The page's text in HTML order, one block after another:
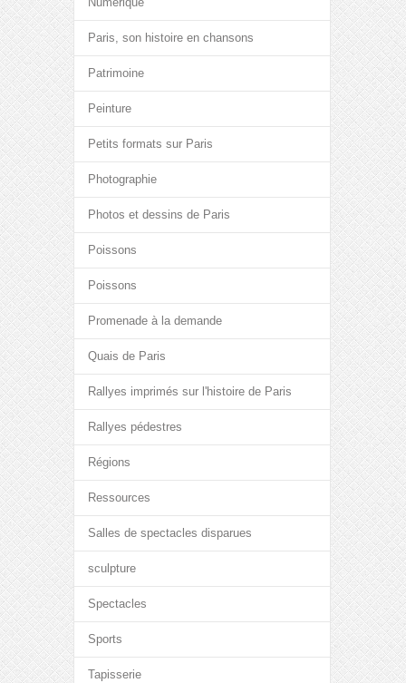
Paris, son histoire en chansons
Patrimoine
Peinture
Petits formats sur Paris
Photographie
Photos et dessins de Paris
Poissons
Poissons
Promenade à la demande
Quais de Paris
Rallyes imprimés sur l'histoire de Paris
Rallyes pédestres
Régions
Ressources
Salles de spectacles disparues
sculpture
Spectacles
Sports
Tapisserie